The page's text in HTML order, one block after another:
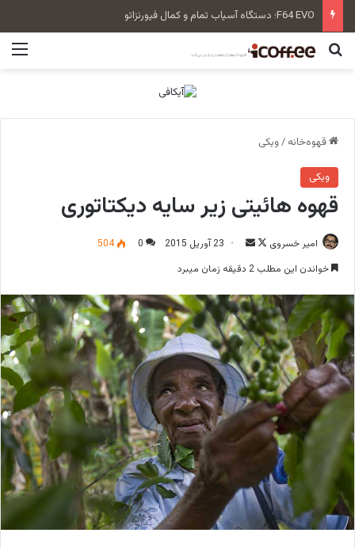
سن‌رمو زویی بلند Tall Cup
جستجو برای
قهوه‌خانه /ویکی
ویکی
قهوه هائیتی زیر سایه دیکتاتوری
امیر خسروی
F
o
l
o
w
o
n
X
ا
ل
ا
ی
م
ی
ل
23 آوریل 2015 0
504
خواندن این مطلب 2 دقیقه زمان میبرد